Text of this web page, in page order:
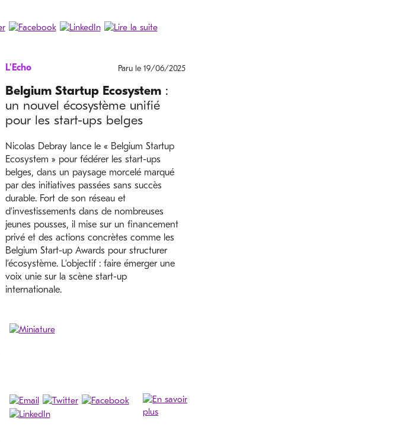
L'Echo Paru le 19/06/2025
Belgium Startup Ecosystem:
un nouvel écosystème unifié
pour les start-ups belges
Nicolas Debray lance le « Belgium Startup
Ecosystem » pour fédérer les start-ups
belges, dans un paysage morcelé marqué
par des initiatives passées sans succès
durable. Fort de son réseau et
d’investissements dans de nombreuses
jeunes pousses, il mise sur un financement
privé et des actions concrètes comme les
Belgium Start-up Awards pour structurer
l’écosystème. L’objectif : faire émerger une
voix unie sur la scène start-up
internationale.